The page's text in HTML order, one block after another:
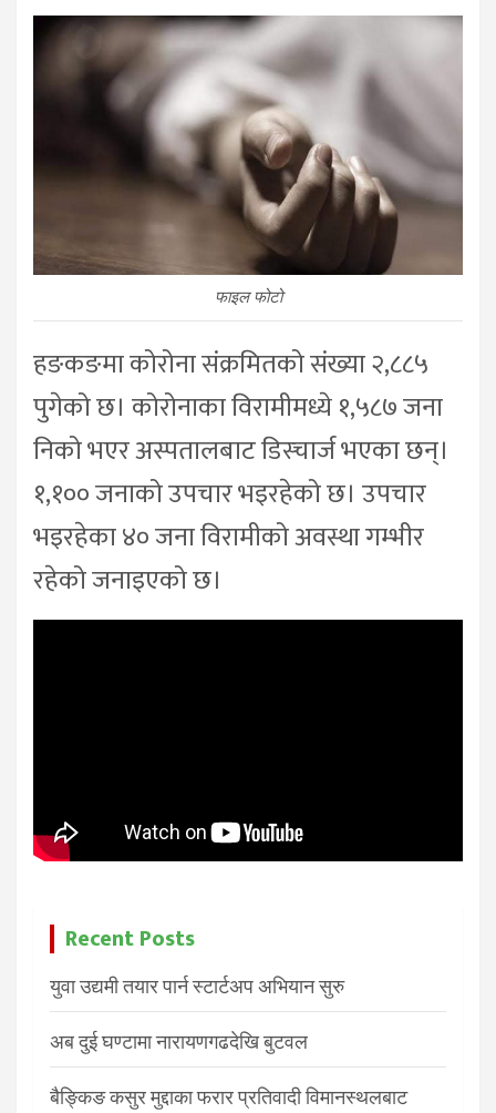
फाइल फोटो
हङकङमा कोरोना संक्रमितको संख्या २,८८५
पुगेको छ। कोरोनाका विरामीमध्ये १,५८७ जना
निको भएर अस्पतालबाट डिस्चार्ज भएका छन्।
१,१०० जनाको उपचार भइरहेको छ। उपचार
भइरहेका ४० जना विरामीको अवस्था गम्भीर
रहेको जनाइएको छ।
Recent Posts
युवा उद्यमी तयार पार्न स्टार्टअप अभियान सुरु
अब दुई घण्टामा नारायणगढदेखि बुटवल
बैङ्किङ कसुर मुद्दाका फरार प्रतिवादी विमानस्थलबाट